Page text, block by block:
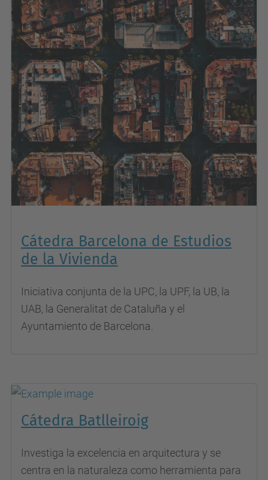
Cátedra Barcelona de Estudios
de la Vivienda
Iniciativa conjunta de la UPC, la UPF, la UB, la
UAB, la Generalitat de Cataluña y el
Ayuntamiento de Barcelona.
Cátedra Batlleiroig
Investiga la excelencia en arquitectura y se
centra en la naturaleza como herramienta para